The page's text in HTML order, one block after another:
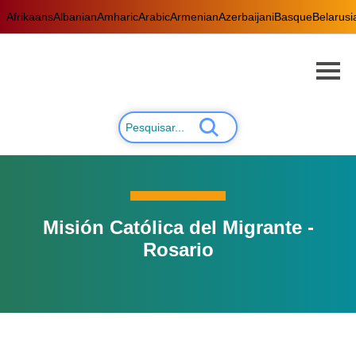
AfrikaansAlbanianAmharicArabicArmenianAzerbaijaniBasque
Misión Católica del Migrante -
Rosario